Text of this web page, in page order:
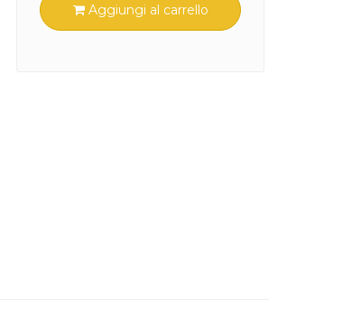
Aggiungi al carrello